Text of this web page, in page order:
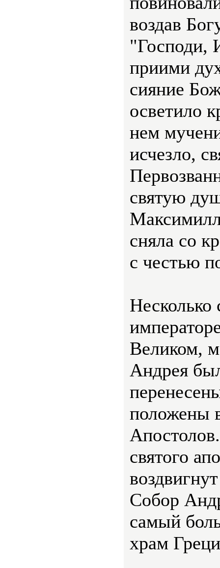
воздав
"Господи,
приими
сияние
осветило
нем
исчезло,
святую
сняла со
с честью
Несколько
Великом,
Андрея
положены
святого
Собор
самый
храм